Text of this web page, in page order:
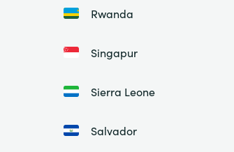
Rwanda
Singapur
Sierra Leone
Salvador